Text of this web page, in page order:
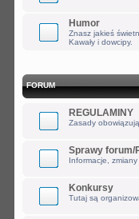
Humor
Znasz jakieś
Kawały i dowcipy.
FORUM
REGULAMINY
Zasady
Sprawy forum/
Informacje,
Konkursy
Tutaj są